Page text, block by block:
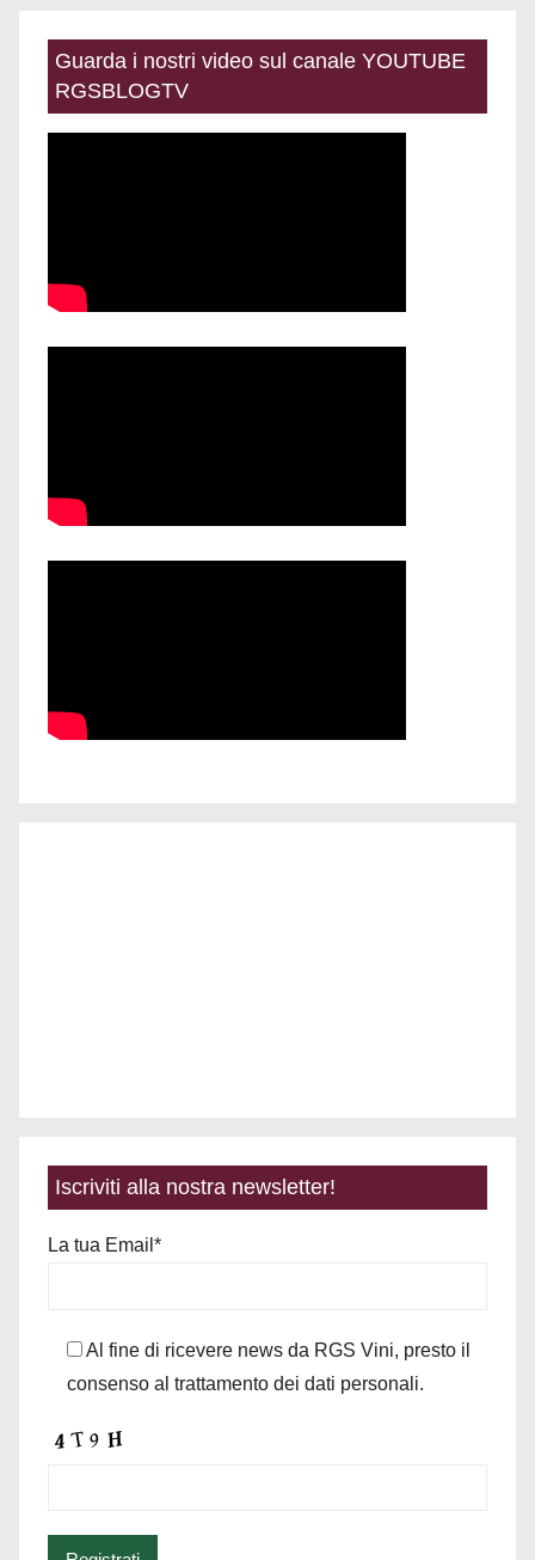
Guarda i nostri video sul canale YOUTUBE
RGSBLOGTV
Iscriviti alla nostra newsletter!
La tua Email*
Al fine di ricevere news da RGS Vini, presto il
consenso al trattamento dei dati personali.